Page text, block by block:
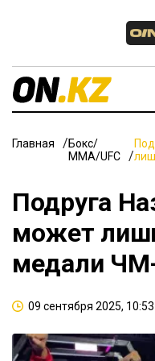
Главная
Бокс/
ММА/UFC
Подруга
может
медали
09 сентября 2025, 10:53